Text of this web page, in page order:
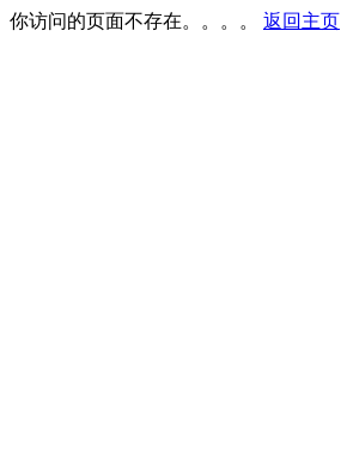
你访问的页面不存在。。。。 返回主页